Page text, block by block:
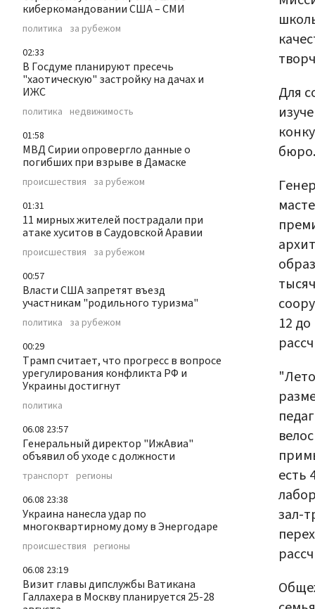
киберкомандовании США – СМИ
политика за рубежом
02:33
В Госдуме планируют пресечь
"хаотическую" застройку на дачах и
ИЖС
политика недвижимость
01:58
МВД Сирии опровергло данные о
погибших при взрыве в Дамаске
происшествия за рубежом
01:31
11 мирных жителей пострадали при
атаке хуситов в Саудовской Аравии
происшествия за рубежом
00:57
Власти США запретят въезд
участникам "родильного туризма"
политика за рубежом
00:29
Трамп считает, что прогресс в вопросе
урегулирования конфликта РФ и
Украины достигнут
политика
06.08 23:57
Генеральный директор "ИжАвиа"
объявил об уходе с должности
транспорт регионы
06.08 23:38
Украина нанесла удар по
многоквартирному дому в Энергодаре
происшествия регионы
06.08 23:19
Визит главы дипслужбы Ватикана
Галлахера в Москву планируется 25-28
Для
12
есть
зал-